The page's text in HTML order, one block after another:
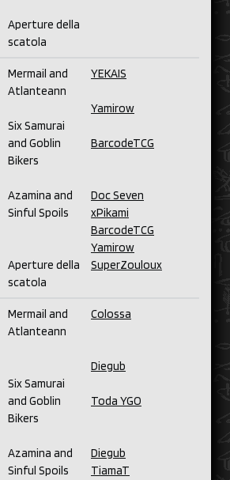
Aperture della
scatola
Mermail and
Atlanteann
Six Samurai
and Goblin
Bikers
Azamina and
Sinful Spoils
Aperture della
scatola
YEKAIS
Yamirow
BarcodeTCG
Doc Seven
xPikami
BarcodeTCG
Yamirow
SuperZouloux
Mermail and
Atlanteann
Six Samurai
and Goblin
Bikers
Azamina and
Sinful Spoils
Colossa
Diegub
Toda YGO
Diegub
TiamaT